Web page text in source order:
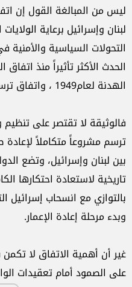
ليس من المبالغة القول إن
لبنان وإسرائيل برعاية الولايات
التحولات السياسية والأمنية
الحدث الأكثرتأثيراًمنذ اتفاق
الهدنة لعام1949 ، واتفاق
فالوثيقة لاتقتصرعلىتنظيم
ترسم مشروعاًمتكاملاًلإعادة
بين لبنان وإسرائيل، وتضع
تاريخية لاستعادة احتكارها
بالتوازي مع انسحاب إسرائيل
وبدء مرحلة إعادة الإعمار.
غيرأن أهمية الاتفاق لاتكمن
على الصمودأمامتعقيدات